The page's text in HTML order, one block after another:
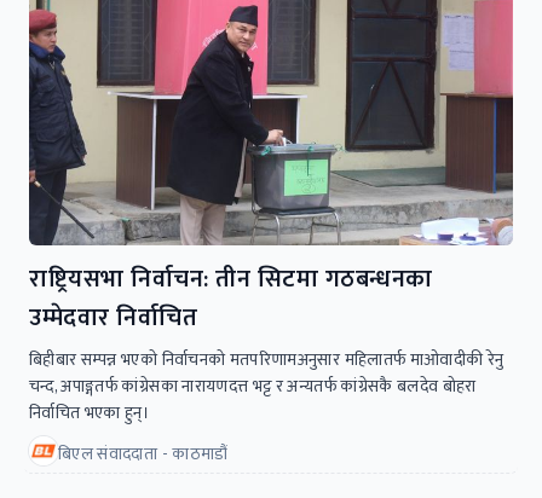
राष्ट्रियसभा निर्वाचन: तीन सिटमा गठबन्धनका
उम्मेदवार निर्वाचित
बिहीबार सम्पन्न भएकाे निर्वाचनकाे मतपरिणामअनुसार महिलातर्फ माओवादीकी रेनु
चन्द, अपाङ्गतर्फ कांग्रेसका नारायणदत्त भट्ट र अन्यतर्फ कांग्रेसकै बलदेव बोहरा
निर्वाचित भएका हुन्।
बिएल संवाददाता - काठमाडौं